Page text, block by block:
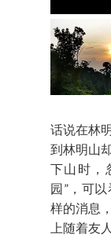
话说在林
到林明山
下山时，
园”，可
样的消息
上随着友